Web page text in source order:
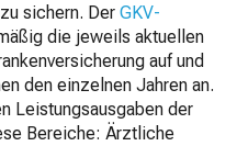
sichern. Der GKV-
die jeweils aktuellen
auf und
den einzelnen Jahren an.
Leistungsausgaben der
Bereiche: Ärztliche